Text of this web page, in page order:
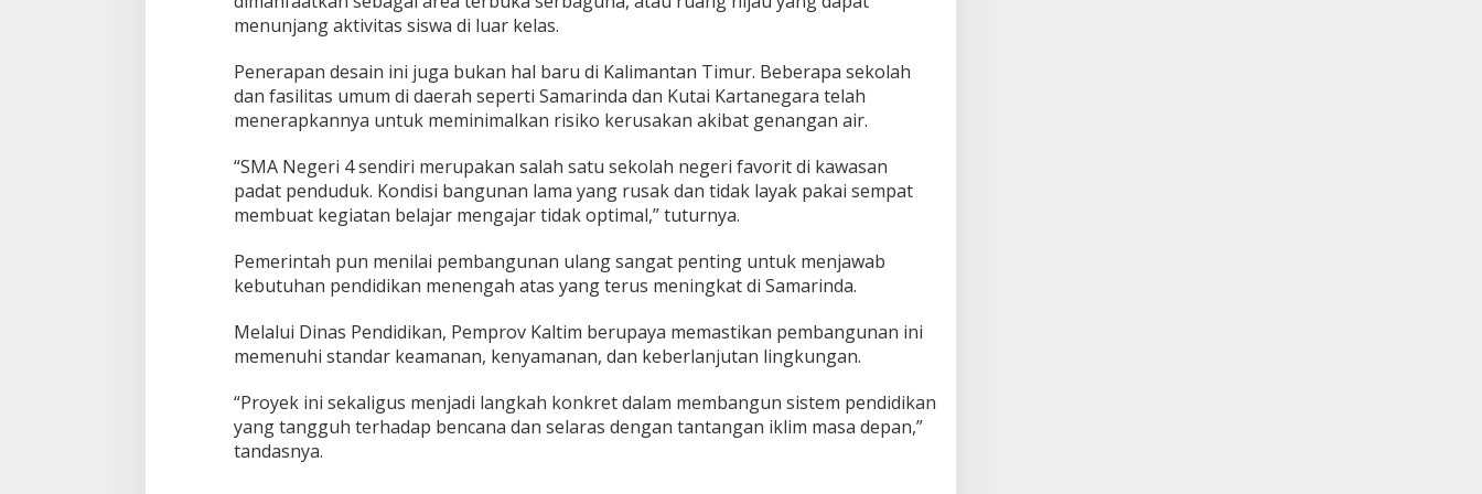
menunjang aktivitas siswa di luar kelas.
Penerapan desain ini juga bukan hal baru di Kalimantan Timur. Beberapa sekolah
dan fasilitas umum di daerah seperti Samarinda dan Kutai Kartanegara telah
menerapkannya untuk meminimalkan risiko kerusakan akibat genangan air.
“SMA Negeri 4 sendiri merupakan salah satu sekolah negeri favorit di kawasan
padat penduduk. Kondisi bangunan lama yang rusak dan tidak layak pakai sempat
membuat kegiatan belajar mengajar tidak optimal,” tuturnya.
Pemerintah pun menilai pembangunan ulang sangat penting untuk menjawab
kebutuhan pendidikan menengah atas yang terus meningkat di Samarinda.
Melalui Dinas Pendidikan, Pemprov Kaltim berupaya memastikan pembangunan ini
memenuhi standar keamanan, kenyamanan, dan keberlanjutan lingkungan.
“Proyek ini sekaligus menjadi langkah konkret dalam membangun sistem pendidikan
yang tangguh terhadap bencana dan selaras dengan tantangan iklim masa depan,”
tandasnya.